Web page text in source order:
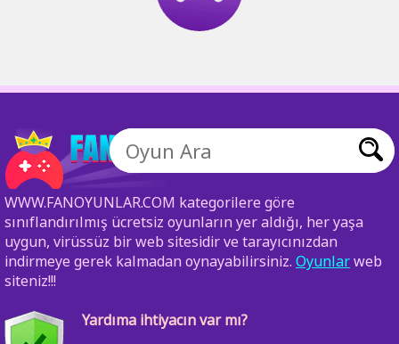
WWW.FANOYUNLAR.COM kategorilere göre
sınıflandırılmış ücretsiz oyunların yer aldığı, her yaşa
uygun, virüssüz bir web sitesidir ve tarayıcınızdan
indirmeye gerek kalmadan oynayabilirsiniz. Oyunlarweb
siteniz!!!
Yardıma ihtiyacın var mı?